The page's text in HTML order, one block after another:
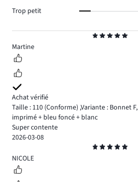
5
Martine
Achat vérifié
Taille : 110 (Conforme) ,Variante : Bonnet F,
imprimé + bleu foncé + blanc
Super contente
2026-03-08
5
NICOLE
Trop petit